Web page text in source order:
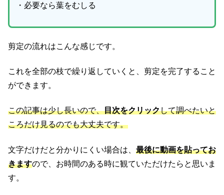
・必要なら葉をむしる
剪定の流れはこんな感じです。
これを全部の枝で繰り返していくと、剪定を完了すること
ができます。
この記事は少し長いので、目次をクリックして調べたいと
ころだけ見るのでも大丈夫です。
文字だけだと分かりにくい場合は、 最後に動画を貼ってお
きますので、お時間のある時に観ていただけたらと思いま
す。